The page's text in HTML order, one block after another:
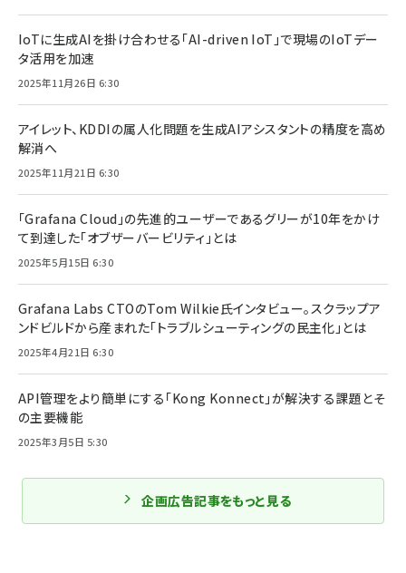
IoTに生成AIを掛け合わせる「AI-driven IoT」で現場のIoTデー
タ活用を加速
2025年11月26日 6:30
アイレット、KDDIの属人化問題を生成AIアシスタントの精度を高め
解消へ
2025年11月21日 6:30
「Grafana Cloud」の先進的ユーザーであるグリーが10年をかけ
て到達した「オブザーバービリティ」とは
2025年5月15日 6:30
Grafana Labs CTOのTom Wilkie氏インタビュー。スクラップア
ンドビルドから産まれた「トラブルシューティングの民主化」とは
2025年4月21日 6:30
API管理をより簡単にする「Kong Konnect」が解決する課題とそ
の主要機能
2025年3月5日 5:30
企画広告記事をもっと見る